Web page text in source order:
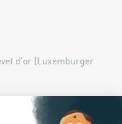
d'or (Luxemburger